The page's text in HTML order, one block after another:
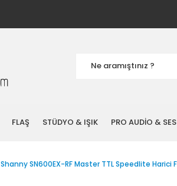
FLAŞ STÜDYO & IŞIK PRO AUDİO & SES
Shanny SN600EX-RF Master TTL Speedlite